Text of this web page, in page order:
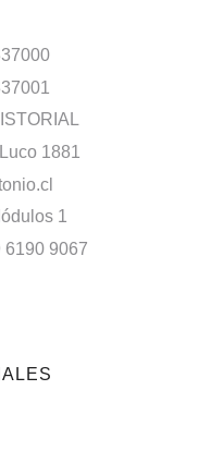
1881
1
6190 9067